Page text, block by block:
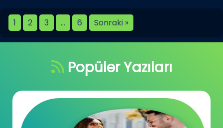
1 2 3 … 6 Sonraki »
Popüler Yazıları